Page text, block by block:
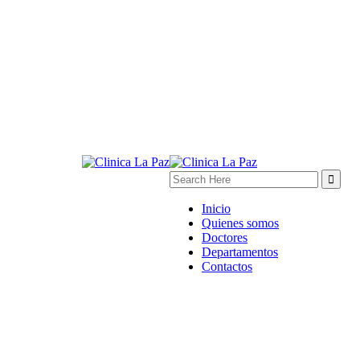
Inicio
Quienes somos
Doctores
Departamentos
Contactos